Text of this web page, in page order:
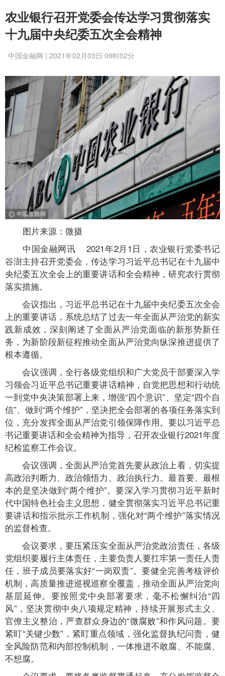
农业银行召开党委会传达学习贯彻落实
十九届中央纪委五次全会精神
中国金融网 | 2021年02月03日 09时02分
图片来源：微摄
中国金融网讯 2021年2月1日，农业银行党委书记
谷澍主持召开党委会，传达学习习近平总书记在十九届中
央纪委五次全会上的重要讲话和全会精神，研究农行贯彻
落实措施。
会议指出，习近平总书记在十九届中央纪委五次全会
上的重要讲话，系统总结了过去一年全面从严治党的新实
践新成效，深刻阐述了全面从严治党面临的新形势新任
务，为新阶段新征程推动全面从严治党向纵深推进提供了
根本遵循。
会议强调，全行各级党组织和广大党员干部要深入学
习领会习近平总书记重要讲话精神，自觉把思想和行动统
一到党中央决策部署上来，增强“四个意识”、坚定“四个自
信”、做到“两个维护”，坚决把全会部署的各项任务落实到
位，充分发挥全面从严治党引领保障作用。要以习近平总
书记重要讲话和全会精神为指导，召开农业银行2021年度
纪检监察工作会议。
会议强调，全面从严治党首先要从政治上看，切实提
高政治判断力、政治领悟力、政治执行力。最首要、最根
本的是坚决做到“两个维护”。要深入学习贯彻习近平新时
代中国特色社会主义思想，健全贯彻落实习近平总书记重
要讲话和指示批示工作机制，强化对“两个维护”落实情况
的监督检查。
会议要求，要压紧压实全面从严治党政治责任，各级
党组织要履行主体责任，主要负责人要扛牢第一责任人责
任，班子成员要落实好“一岗双责”。要健全完善考核评价
机制，高质量推进巡视巡察全覆盖，推动全面从严治党向
基层延伸。要按照党中央部署要求，毫不松懈纠治“四
风”，坚决贯彻中央八项规定精神，持续开展形式主义、
官僚主义整治，严查群众身边的“微腐败”和作风问题。要
紧盯“关键少数”，紧盯重点领域，强化监督执纪问责，健
全风险防范和内部控制机制，一体推进不敢腐、不能腐、
不想腐。